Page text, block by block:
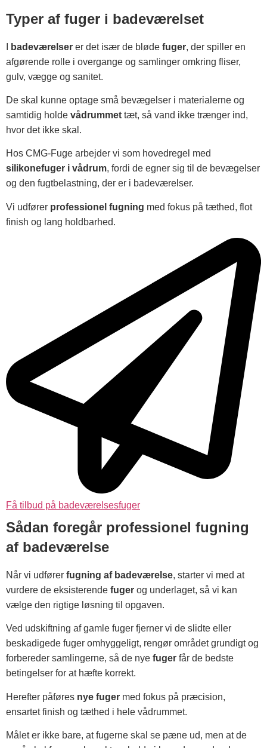
Typer af fuger i badeværelset
badeværelser er det især de bløde fuger, der spiller en
afgørende rolle i overgange og samlinger omkring fliser,
gulv, vægge og sanitet.
De skal kunne optage små bevægelser i materialerne og
samtidig holde vådrummet tæt, så vand ikke trænger ind,
hvor det ikke skal.
Hos CMG-Fuge arbejder vi som hovedregel med
silikonefuger i vådrum, fordi de egner sig til de bevægelser
og den fugtbelastning, der er i badeværelser.
Vi udfører professionel fugning med fokus på tæthed, flot
finish og lang holdbarhed.
Få tilbud på badeværelsesfuger
Sådan foregår professionel fugning
af badeværelse
Når vi udfører fugning af badeværelse, starter vi med at
vurdere de eksisterende fuger og underlaget, så vi kan
vælge den rigtige løsning til opgaven.
Ved udskiftning af gamle fuger fjerner vi de slidte eller
beskadigede fuger omhyggeligt, rengør området grundigt og
forbereder samlingerne, så de nye fuger får de bedste
betingelser for at hæfte korrekt.
Herefter påføres nye fuger med fokus på præcision,
ensartet finish og tæthed i hele vådrummet.
Målet er ikke bare, at fugerne skal se pæne ud, men at de